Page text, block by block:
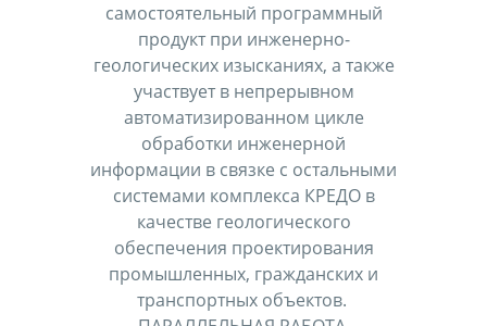
самостоятельный программный
продукт при инженерно-
геологических изысканиях, а также
участвует в непрерывном
автоматизированном цикле
обработки инженерной
информации в связке с остальными
системами комплекса КРЕДО в
качестве геологического
обеспечения проектирования
промышленных, гражданских и
транспортных объектов.